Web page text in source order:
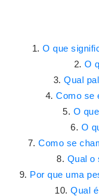
O que
O
Qual
Como se
O
O
Como se
Qual o
Por que uma
Qual